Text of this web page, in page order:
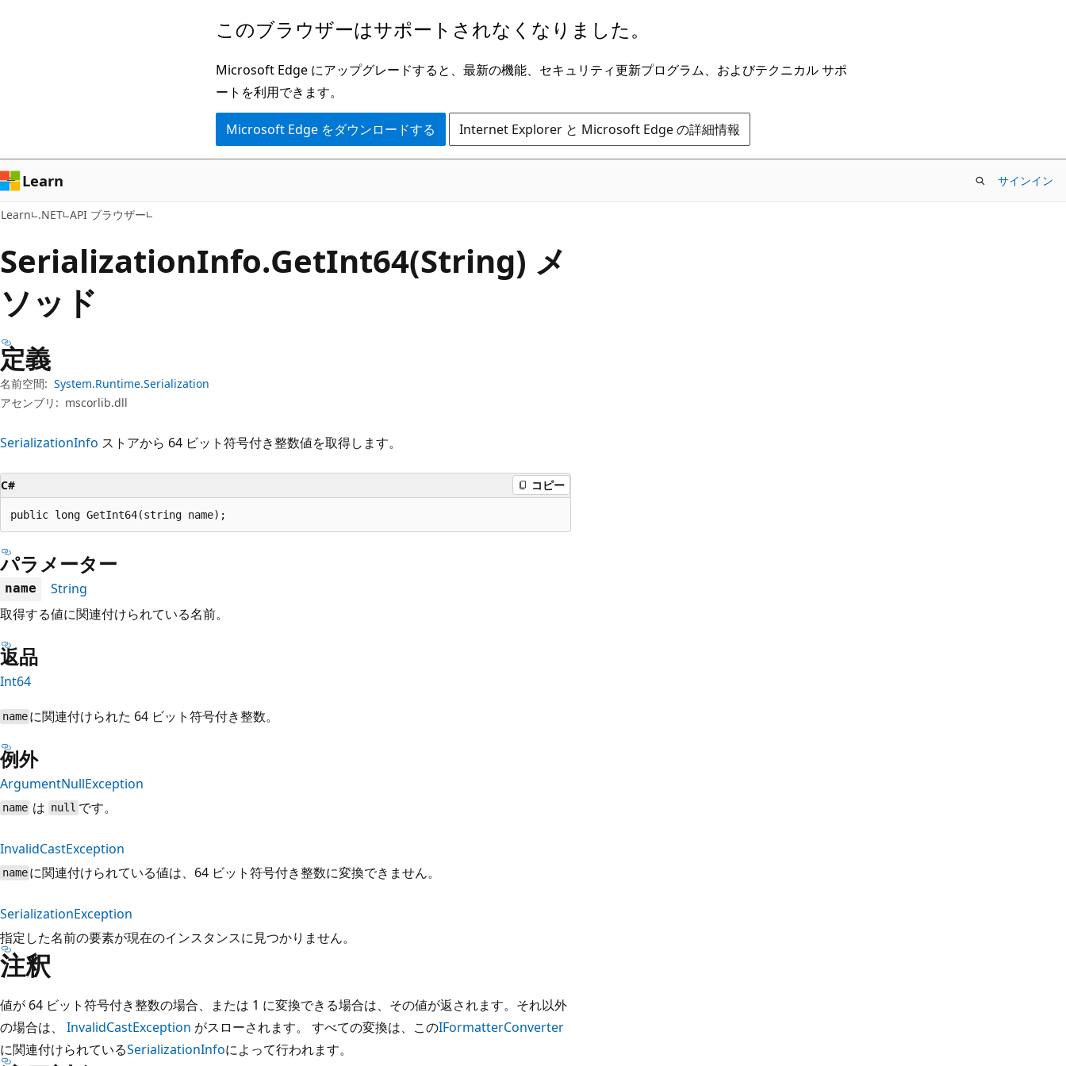
ン
ツ
に
ス
ッ
プ
ゲ
ー
シ
ョ
に
ス
キ
プ
このブラウザーはサポートされなくなりました。
Microsoft Edge にアップグレードすると、最新の機能、セキュリティ更新プログラム、およびテクニカル サポ
ートを利用できます。
Microsoft Edge をダウンロードする Internet Explorer と Microsoft Edge の詳細情報
Learn サインイン
Learn .NET API ブラウザー
SerializationInfo.GetInt64(String) メ
ソッド
定義
名前空間: System.Runtime.Serialization
アセンブリ: mscorlib.dll
SerializationInfo ストアから 64 ビット符号付き整数値を取得します。
C# コピー
public long GetInt64(string name);
パラメーター
name
String
取得する値に関連付けられている名前。
返品
Int64
name に関連付けられた 64 ビット符号付き整数。
例外
ArgumentNullException
name は null です。
InvalidCastException
name に関連付けられている値は、64 ビット符号付き整数に変換できません。
SerializationException
指定した名前の要素が現在のインスタンスに見つかりません。
注釈
値が 64 ビット符号付き整数の場合、または 1 に変換できる場合は、その値が返されます。それ以外
の場合は、 InvalidCastException がスローされます。 すべての変換は、このIFormatterConverter
に関連付けられているSerializationInfoによって行われます。